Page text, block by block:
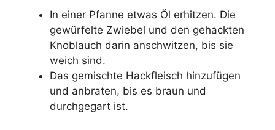
In einer Pfanne etwas Öl erhitzen. Die
gewürfelte Zwiebel und den gehackten
Knoblauch darin anschwitzen, bis sie
weich sind.
Das gemischte Hackfleisch hinzufügen
und anbraten, bis es braun und
durchgegart ist.